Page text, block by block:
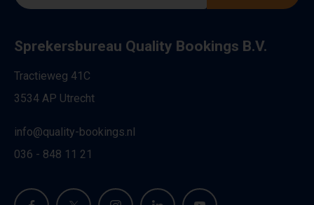
Sprekersbureau Quality Bookings B.V.
Tractieweg 41C
3534 AP Utrecht
info@quality-bookings.nl
036 - 848 11 21